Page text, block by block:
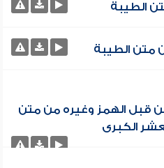
الطيبة
متن الطيبة
قبل الهمز وغيره من متن
الكبرى